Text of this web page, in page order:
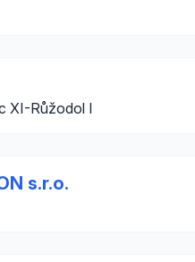
XI-Růžodol I
s.r.o.